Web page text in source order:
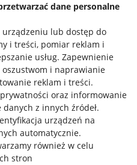
dane personalne
lub dostęp do
i treści, pomiar reklam i
usług. Zapewnienie
i naprawianie
reklam i treści.
oraz informowanie
danych z innych źródeł.
urządzeń na
automatycznie.
również w celu
stron